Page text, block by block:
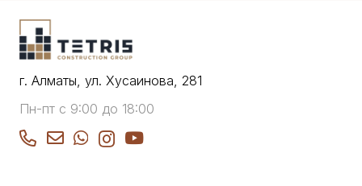
г. Алматы, ул. Хусаинова, 281
Пн-пт с 9:00 до 18:00